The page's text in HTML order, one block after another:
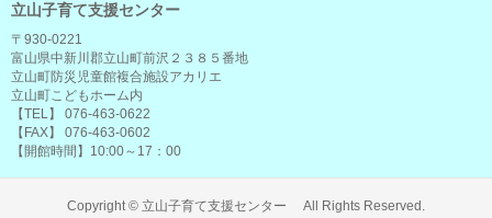
立山子育て支援センター
〒930-0221
富山県中新川郡立山町前沢２３８５番地
立山町防災児童館複合施設アカリエ
立山町こどもホーム内
【TEL】 076-463-0622
【FAX】 076-463-0602
【開館時間】10:00～17：00
Copyright © 立山子育て支援センター All Rights Reserved.